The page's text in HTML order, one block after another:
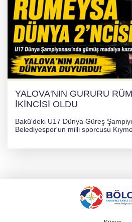
YALOVA'NIN GURURU
İKİNCİSİ OLDU
Bakü'deki U17 Dünya Güreş
Belediyespor'un milli sporcusu